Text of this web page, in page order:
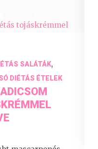
SALÁTÁK,
DIÉTÁS ÉTELEK